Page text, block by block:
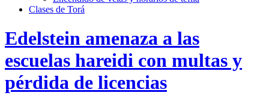
Clases de Torá
Edelstein amenaza a las
escuelas hareidi con multas y
pérdida de licencias